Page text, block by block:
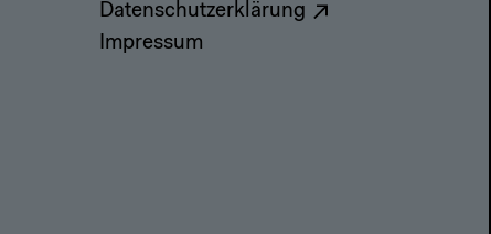
Datenschutzerklärung
Impressum